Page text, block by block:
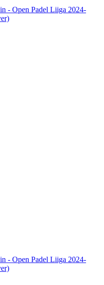
- Open Padel Liiga 2024-
- Open Padel Liiga 2024-